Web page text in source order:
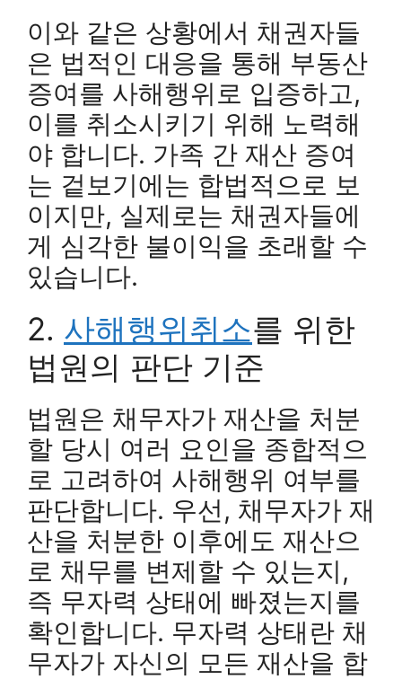
이와 같은 상황에서 채권자들
은 법적인 대응을 통해 부동산
증여를 사해행위로 입증하고,
이를 취소시키기 위해 노력해
야 합니다. 가족 간 재산 증여
는 겉보기에는 합법적으로 보
이지만, 실제로는 채권자들에
게 심각한 불이익을 초래할 수
있습니다.
2. 사해행위취소를 위한
법원의 판단 기준
법원은 채무자가 재산을 처분
할 당시 여러 요인을 종합적으
로 고려하여 사해행위 여부를
판단합니다. 우선, 채무자가 재
산을 처분한 이후에도 재산으
로 채무를 변제할 수 있는지,
즉 무자력 상태에 빠졌는지를
확인합니다. 무자력 상태란 채
무자가 자신의 모든 재산을 합